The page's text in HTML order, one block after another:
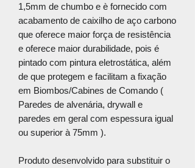
1,5mm de chumbo e è fornecido com
acabamento de caixilho de aço carbono
que oferece maior força de resistência
e oferece maior durabilidade, pois é
pintado com pintura eletrostática, além
de que protegem e facilitam a fixação
em Biombos/Cabines de Comando (
Paredes de alvenária, drywall e
paredes em geral com espessura igual
ou superior à 75mm ).
Produto desenvolvido para substituir o